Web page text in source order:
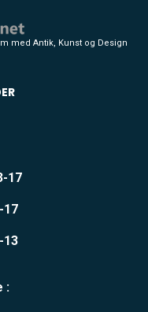
med Antik, Kunst og Design
17
17
13
: